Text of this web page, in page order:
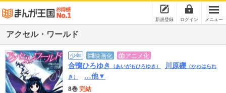
新規登録 ログイン メニュー
アクセル・ワールド
少年 映画化 アニメ化
合鴨ひろゆき （あいがもひろゆき） 川原礫 （かわはられ
き）
…他▼
8巻 完結